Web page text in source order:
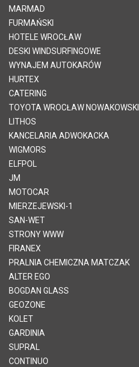
MARMAD
FURMAŃSKI
HOTELE WROCŁAW
DESKI WINDSURFINGOWE
WYNAJEM AUTOKARÓW
HURTEX
CATERING
TOYOTA WROCŁAW NOWAKOWSKI
LITHOS
KANCELARIA ADWOKACKA
WIGMORS
ELFPOL
JM
MOTOCAR
MIERZEJEWSKI-1
SAN-WET
STRONY WWW
FIRANEX
PRALNIA CHEMICZNA MATCZAK
ALTER EGO
BOGDAN GLASS
GEOZONE
KOLET
GARDINIA
SUPRAL
CONTINUO